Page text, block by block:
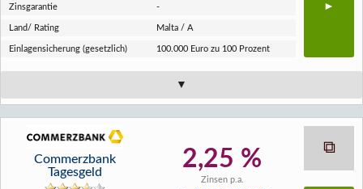
Zins­garantie -
Land/ Rating Malta / A
Einlagen­sicherung (gesetzlich) 100.000 Euro zu 100 Prozent
Commerzbank
Tagesgeld
2,25 %
Zinsen p.a.